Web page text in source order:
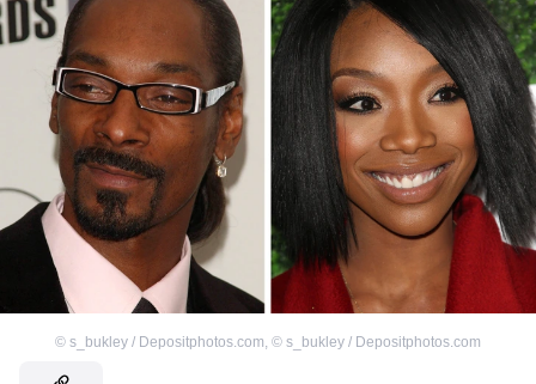
© s_bukley / Depositphotos.com, © s_bukley / Depositphotos.com